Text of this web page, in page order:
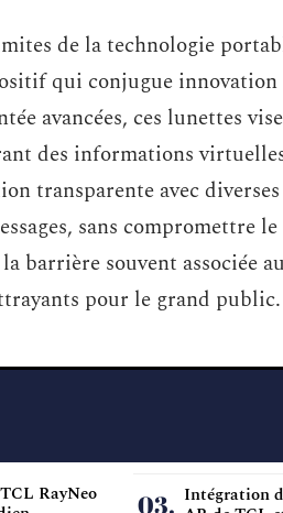
de la technologie
qui conjugue innovation
avancées, ces lunettes
des informations
transparente avec
sans compromettre
barrière souvent associée
pour le grand public.
RayNeo Intégration